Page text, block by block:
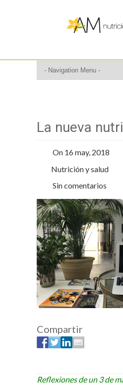
La nueva
On 16 may, 2018
Nutrición y salud
Sin comentarios
Compartir
Reflexiones de un 3 de